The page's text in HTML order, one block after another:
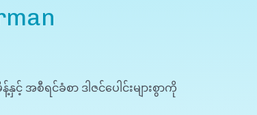
အစီရင်ခံစာ ဒါဇင်ပေါင်းများစွာကို